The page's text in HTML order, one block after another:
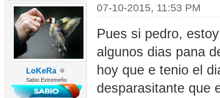
LoKeRa
Sabio Extremeño
07-10-2015, 11:53 PM
Pues si pedro,
algunos dias pana
hoy que e tenio el
desparasitante que